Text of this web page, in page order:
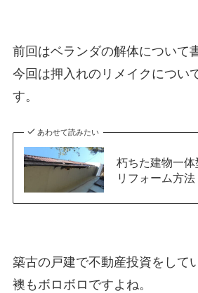
前回はベランダの解体について
今回は押入れのリメイクについ
す。
あわせて読みたい
朽ちた建物一
リフォーム方法
築古の戸建で不動産投資をして
襖もボロボロですよね。